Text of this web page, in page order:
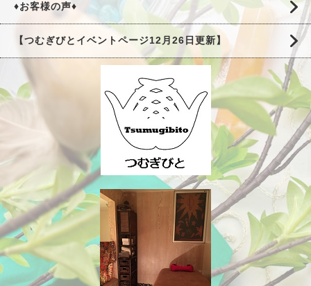
♦お客様の声♦
【つむぎびとイベントページ12月26日更新】